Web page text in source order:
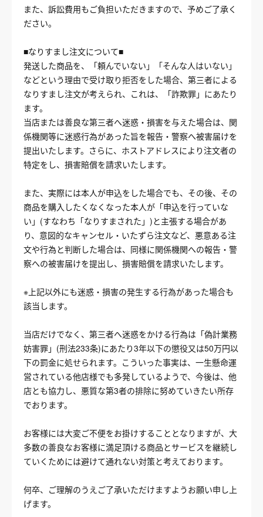
また、訴訟費用もご負担いただきますので、予めご了承く
ださい。
■なりすまし注文について■
発送した商品を、「頼んでいない」「そんな人はいない」
などという理由で受け取り拒否をした場合、第三者による
なりすまし注文が考えられ、これは、「詐欺罪」にあたり
ます。
当店または善良な第三者へ迷惑・損害を与えた場合は、関
係機関等に迷惑行為があった旨を報告・警察へ被害届けを
提出いたします。さらに、ホストアドレスにより注文者の
特定をし、損害賠償を請求いたします。
また、実際には本人が申込をした場合でも、その後、その
商品を購入したくなくなった本人が「申込を行っていな
い」(すなわち「なりすまされた」)と主張する場合があ
り、意図的なキャンセル・いたずら注文など、悪意ある注
文や行為と判断した場合は、同様に関係機関への報告・警
察への被害届けを提出し、損害賠償を請求いたします。
※上記以外にも迷惑・損害の発生する行為があった場合も
該当します。
当店だけでなく、第三者へ迷惑をかける行為は「偽計業務
妨害罪」(刑法233条)にあたり3年以下の懲役又は50万円以
下の罰金に処せられます。こういった事実は、一生懸命運
営されている他店様でも多発しているようで、今後は、他
店とも協力し、悪質な第3者の排除に努めていきたい所存
でおります。
お客様には大変ご不便をお掛けすることとなりますが、大
多数の善良なお客様に満足頂ける商品とサービスを継続し
ていくためには避けて通れない対策と考えております。
何卒、ご理解のうえご了承いただけますようお願い申し上
げます。